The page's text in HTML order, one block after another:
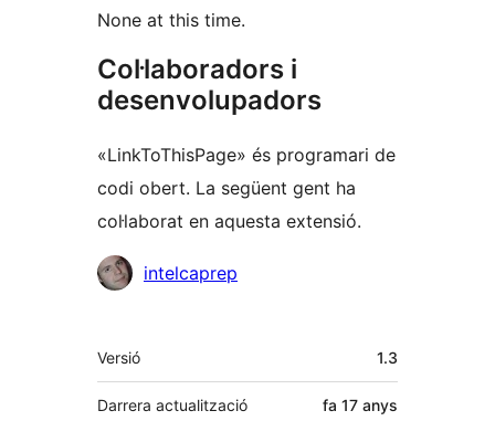
None at this time.
Col·laboradors i
desenvolupadors
«LinkToThisPage» és programari de
codi obert. La següent gent ha
col·laborat en aquesta extensió.
Col·laboradors
intelcaprep
Meta
Versió 1.3
Darrera actualització fa 17 anys